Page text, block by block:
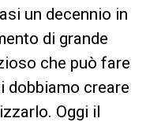
un decennio in
di grande
che può fare
dobbiamo creare
Oggi il